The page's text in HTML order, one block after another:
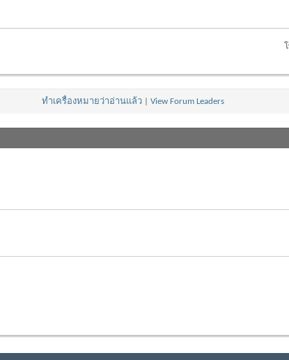
ทำเครื่องหมายว่าอ่านแล้ว View Forum Leaders